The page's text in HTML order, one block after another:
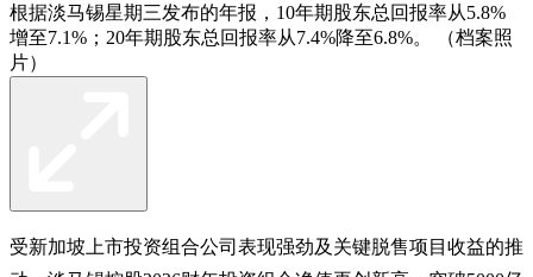
根据淡马锡星期三发布的年报，10年期股东总回报率从5.8%
增至7.1%；20年期股东总回报率从7.4%降至6.8%。 （档案照
片）
受新加坡上市投资组合公司表现强劲及关键脱售项目收益的推